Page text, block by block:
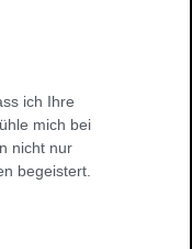
ich Ihre
mich bei
nicht nur
begeistert.